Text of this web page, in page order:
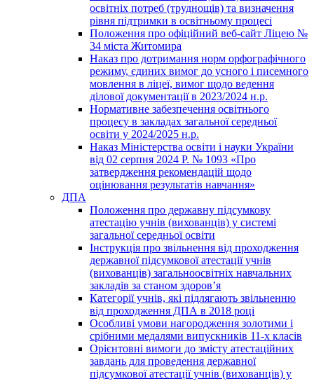
освітніх потреб (труднощів) та визначення
рівня підтримки в освітньому процесі
Положення про офіційний веб-сайт Ліцею №
34 міста Житомира
Наказ про дотримання норм орфографічного
режиму, єдиних вимог до усного і писемного
мовлення в ліцеї, вимог щодо ведення
ділової документації в 2023/2024 н.р.
Нормативне забезпечення освітнього
процесу в закладах загальної середньої
освіти у 2024/2025 н.р.
Наказ Міністерства освіти і науки України
від 02 серпня 2024 Р. № 1093 «Про
затвердження рекомендацій щодо
оцінювання результатів навчання»
ДПА
Положення про державну підсумкову
атестацію учнів (вихованців) у системі
загальної середньої освіти
Інструкція про звільнення від проходження
державної підсумкової атестації учнів
(вихованців) загальноосвітніх навчальних
закладів за станом здоров’я
Категорії учнів, які підлягають звільненню
від проходження ДПА в 2018 році
Особливі умови нагородження золотими і
срібними медалями випускників 11-х класів
Орієнтовні вимоги до змісту атестаційних
завдань для проведення державної
підсумкової атестації учнів (вихованців) у